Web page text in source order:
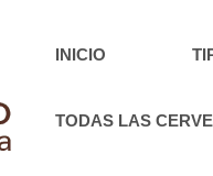
INICIO
TODAS LAS